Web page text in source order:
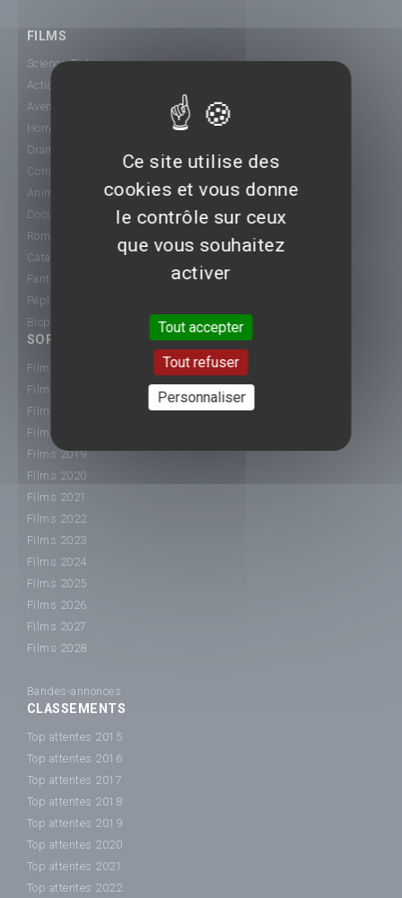
FILMS
Science-Fiction
Action
Aventure
Horreur
Drame
Comédie
Animation
Documentaire
Romance
Catastrophe
Fantastique
Péplum
Biopic
SORTIE CINÉ
Films 2015
Films 2016
Films 2017
Films 2018
Films 2019
Films 2020
Films 2021
Films 2022
Films 2023
Films 2024
Films 2025
Films 2026
Films 2027
Films 2028
Bandes-annonces
CLASSEMENTS
Top attentes 2015
Top attentes 2016
Top attentes 2017
Top attentes 2018
Top attentes 2019
Top attentes 2020
Top attentes 2021
Top attentes 2022
Ce site utilise des
cookies et vous donne
le contrôle sur ceux
que vous souhaitez
activer
Tout accepter
Tout refuser
Personnaliser